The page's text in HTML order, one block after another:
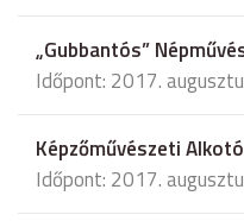
„Gubbantós”
Időpont: 2017.
Képzőművészeti
Időpont: 2017.